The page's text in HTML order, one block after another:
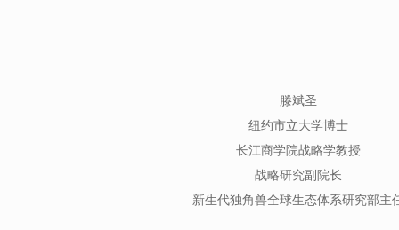
滕斌圣
纽约市立大学博士
长江商学院战略学教授
战略研究副院长
新生代独角兽全球生态体系研究部主